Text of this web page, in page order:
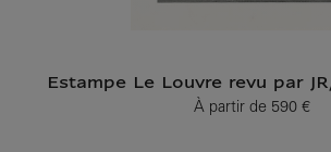
Estampe Le Louvre revu par
À partir dePrix ​​actuel
590 €